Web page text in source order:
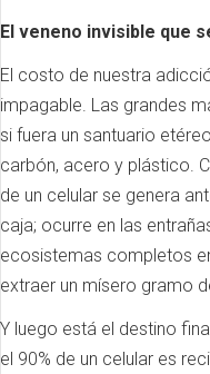
El veneno invisible que
El costo de nuestra
impagable. Las grandes
si fuera un santuario
carbón, acero y plástico.
de un celular se genera
caja; ocurre en las
ecosistemas completos
extraer un mísero gramo
Y luego está el destino
el 90% de un celular es